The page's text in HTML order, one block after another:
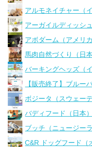
アルモネイチャー（
アーガイルディッシ
アボダーム（アメリカ
馬肉自然づくり（日本
バーキングヘッズ（
【販売終了】ブルー
ボジータ（スウェーデ
バディフード（日本）
ブッチ（ニュージーラ
C&R ドッグフード（